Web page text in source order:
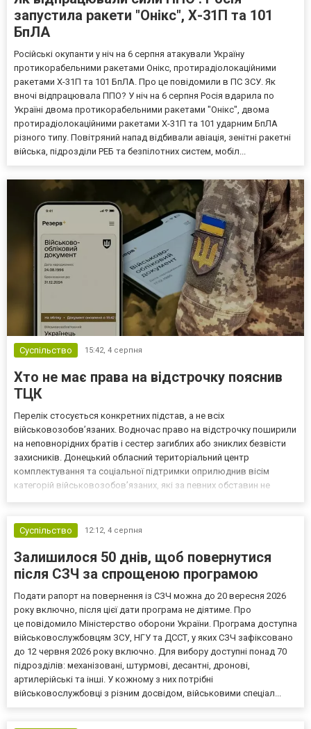
запустила ракети "Онікс", Х-31П та 101
БпЛА
Російські окупанти у ніч на 6 серпня атакували Україну
протикорабельними ракетами Онікс, протирадіолокаційними
ракетами Х-31П та 101 БпЛА. Про це повідомили в ПС ЗСУ. Як
вночі відпрацювала ППО? У ніч на 6 серпня Росія вдарила по
Україні двома протикорабельними ракетами "Онікс", двома
протирадіолокаційними ракетами Х-31П та 101 ударним БпЛА
різного типу. Повітряний напад відбивали авіація, зенітні ракетні
війська, підрозділи РЕБ та безпілотних систем, мобіл...
Суспільство 15:42, 4 серпня
Хто не має права на відстрочку пояснив
ТЦК
Перелік стосується конкретних підстав, а не всіх
військовозобов’язаних. Водночас право на відстрочку поширили
на неповнорідних братів і сестер загиблих або зниклих безвісти
захисників. Донецький обласний територіальний центр
комплектування та соціальної підтримки оприлюднив вісім
категорій військовозобов’язаних, які за певних обставин не
Суспільство
12:12, 4 серпня
Залишилося 50 днів, щоб повернутися
після СЗЧ за спрощеною програмою
Подати рапорт на повернення із СЗЧ можна до 20 вересня 2026
року включно, після цієї дати програма не діятиме. Про
це повідомило Міністерство оборони України. Програма доступна
військовослужбовцям ЗСУ, НГУ та ДССТ, у яких СЗЧ зафіксовано
до 12 червня 2026 року включно. Для вибору доступні понад 70
підрозділів: механізовані, штурмові, десантні, дронові,
артилерійські та інші. У кожному з них потрібні
військовослужбовці з різним досвідом, військовими спеціал...